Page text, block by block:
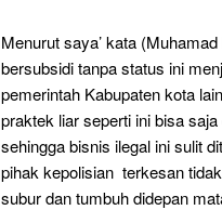
Menurut saya’ kata
bersubsidi tanpa status ini
pemerintah Kabupaten kota
praktek liar seperti ini bisa
sehingga bisnis ilegal ini sulit
pihak kepolisian terkesan
subur dan tumbuh didepan